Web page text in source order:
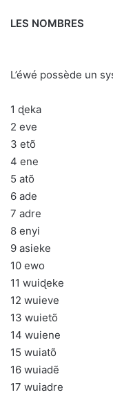
LES NOMBRES
L’éwé possède un
1 ɖeka
2 eve
3 etõ
4 ene
5 atõ
6 ade
7 adre
8 enyi
9 asieke
10 ewo
11 wuiɖeke
12 wuieve
13 wuietõ
14 wuiene
15 wuiatõ
16 wuiadẽ
17 wuiadre